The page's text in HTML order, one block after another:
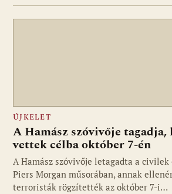
ÚJKELET
A Hamász szóvivője
vettek célba október 7-én
A Hamász szóvivője letagadta a
Piers Morgan műsorában, annak
terroristák rögzítették az október 7-i…